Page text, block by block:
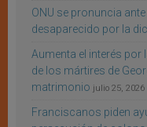
ONU se pronuncia
desaparecido por la
Aumenta el interés por
de los mártires de
matrimonio julio 25, 2026
Franciscanos piden